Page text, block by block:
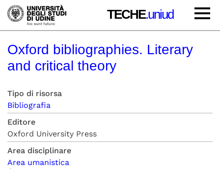
TECHE.uniud
Oxford bibliographies. Literary
and critical theory
Tipo di risorsa
Bibliografia
Editore
Oxford University Press
Area disciplinare
Area umanistica